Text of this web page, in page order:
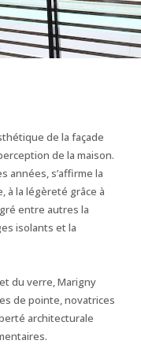
de la façade
de la maison.
années, s’affirme la
à la légèreté grâce à
entre autres la
isolants et la
du verre, Marigny
de pointe, novatrices
architecturale